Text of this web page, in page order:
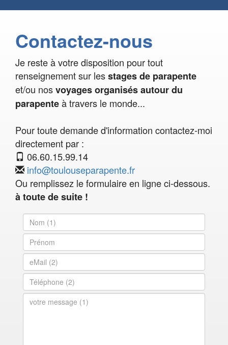
Contactez-nous
Je reste à votre disposition pour tout
renseignement sur lesstages de parapente
et/ou nosvoyages organisés autour du
parapenteà travers le monde...
Pour toute demande d'information contactez-moi
directement par :
06.60.15.99.14
info@toulouseparapente.fr
Ou remplissez le formulaire en ligne ci-dessous.
à toute de suite !